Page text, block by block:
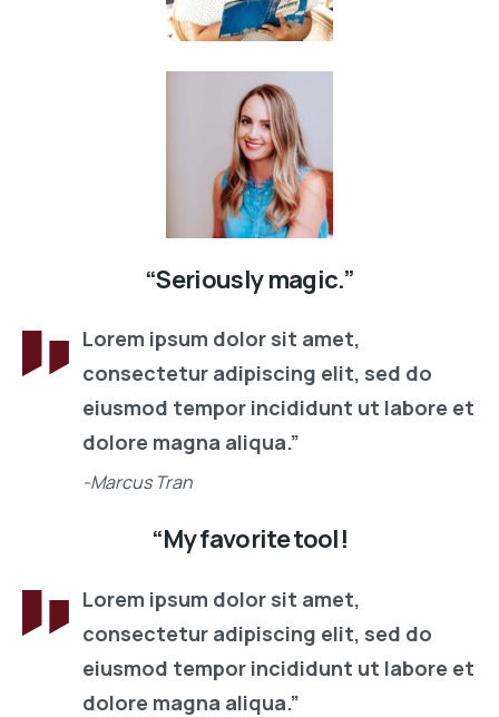
“Seriously magic.”
Lorem ipsum dolor sit amet,
consectetur adipiscing elit, sed do
eiusmod tempor incididunt ut labore et
dolore magna aliqua.”
-Marcus Tran
“My favorite tool!
Lorem ipsum dolor sit amet,
consectetur adipiscing elit, sed do
eiusmod tempor incididunt ut labore et
dolore magna aliqua.”